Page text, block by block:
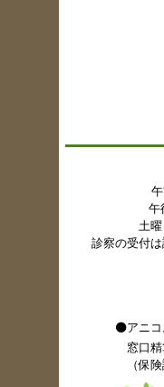
午
土
診察の受付
⚫アニ
窓口
（保